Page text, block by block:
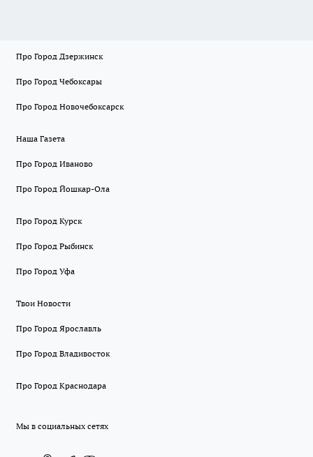
Про Город Дзержинск
Про Город Чебоксары
Про Город Новочебоксарск
Наша Газета
Про Город Иваново
Про Город Йошкар-Ола
Про Город Курск
Про Город Рыбинск
Про Город Уфа
Твои Новости
Про Город Ярославль
Про Город Владивосток
Про Город Краснодара
Мы в социальных сетях